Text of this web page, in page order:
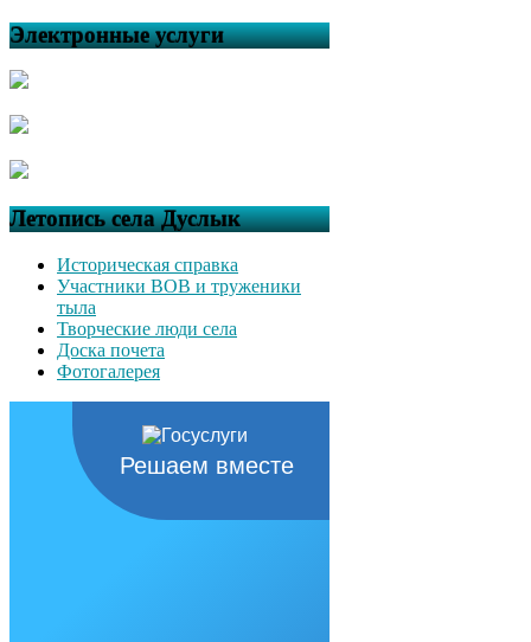
Электронные услуги
Летопись села Дуслык
Историческая справка
Участники ВОВ и труженики
тыла
Творческие люди села
Доска почета
Фотогалерея
Решаем вместе